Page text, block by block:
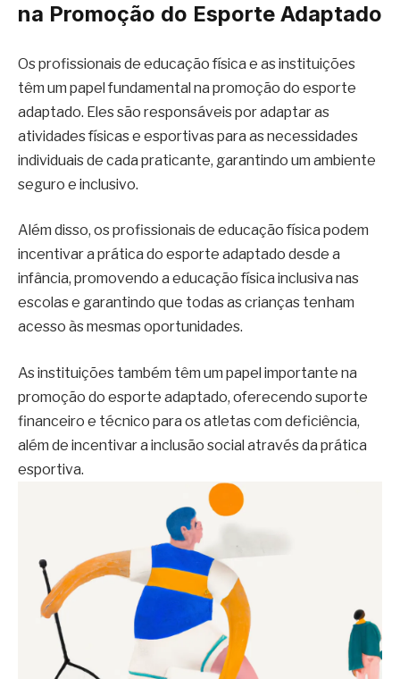
na Promoção do Esporte Adaptado
Os profissionais de educação física e as instituições
têm um papel fundamental na promoção do esporte
adaptado. Eles são responsáveis por adaptar as
atividades físicas e esportivas para as necessidades
individuais de cada praticante, garantindo um ambiente
seguro e inclusivo.
Além disso, os profissionais de educação física podem
incentivar a prática do esporte adaptado desde a
infância, promovendo a educação física inclusiva nas
escolas e garantindo que todas as crianças tenham
acesso às mesmas oportunidades.
As instituições também têm um papel importante na
promoção do esporte adaptado, oferecendo suporte
financeiro e técnico para os atletas com deficiência,
além de incentivar a inclusão social através da prática
esportiva.